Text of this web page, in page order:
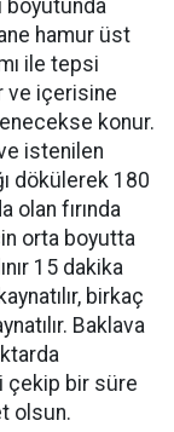
boyutunda
hamur üst
ile tepsi
ve içerisine
konur.
istenilen
dökülerek 180
olan fırında
orta boyutta
15 dakika
birkaç
Baklava
çekip bir süre
olsun.